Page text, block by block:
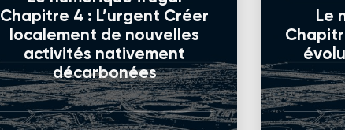
Chapitre 4 : L’urgent Créer
localement de nouvelles
activités nativement
décarbonées
Le